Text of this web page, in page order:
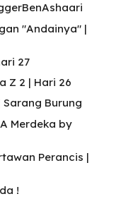
"Andainya" |
27
Z 2 | Hari 26
Burung
Merdeka by
Perancis |
!